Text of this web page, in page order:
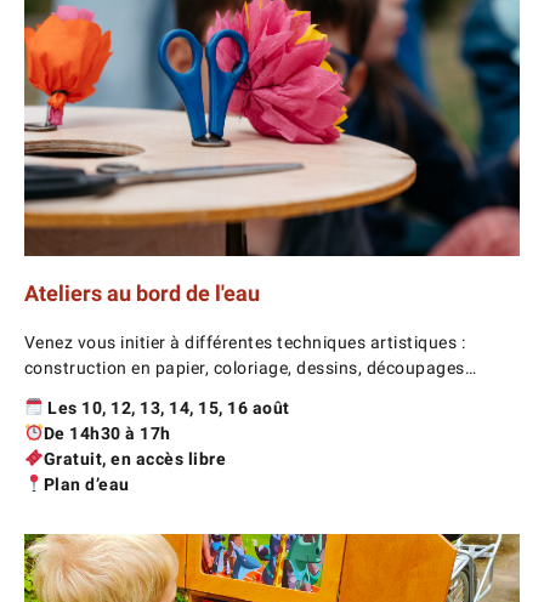
Ateliers au bord de l'eau
Venez vous initier à différentes techniques artistiques :
construction en papier, coloriage, dessins, découpages…
Les 10, 12, 13, 14, 15, 16 août
De 14h30 à 17h
Gratuit, en accès libre
Plan d’eau